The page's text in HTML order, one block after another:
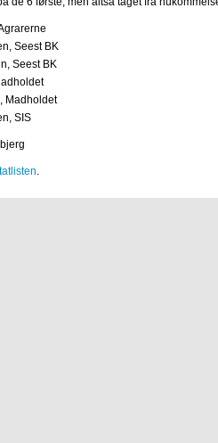
Seest BK
Seest BK
Madholdet
SIS
.